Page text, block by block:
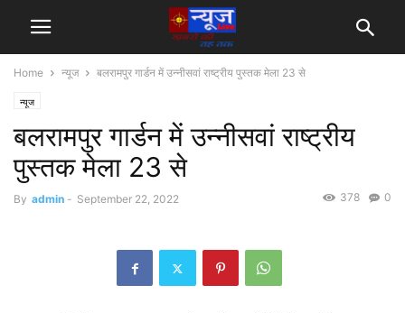
Home न्यूज बलरामपुर गार्डन में उन्नीसवां राष्ट्रीय पुस्तक मेला 23 से
न्यूज
बलरामपुर गार्डन में उन्नीसवां राष्ट्रीय
पुस्तक मेला 23 से
By admin - September 22, 2022 0
378